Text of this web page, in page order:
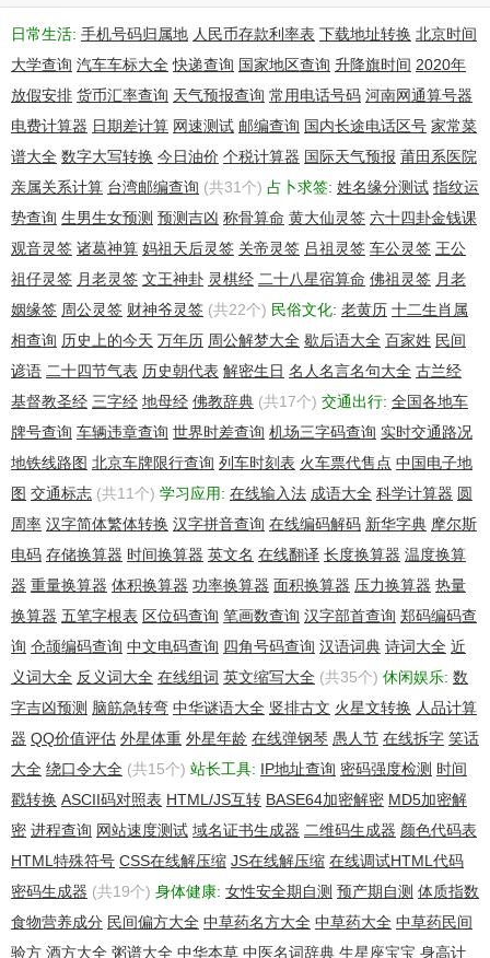
FAILURE TO LOCATE A RECORD IN THE WHOIS DATABASE
IS NOT INDICATIVE OF THE AVAILABILITY OF A DOMAIN
NAME. All domain names are subject to certain additional
domain name registration rules. For details, please visit our site
at www.whois.us.
日常生活: 手机号码归属地 人民币存款利率表 下载地址转换 北京时间
大学查询 汽车车标大全 快递查询 国家地区查询 升降旗时间 2020年
放假安排 货币汇率查询 天气预报查询 常用电话号码 河南网通算号器
电费计算器 日期差计算 网速测试 邮编查询 国内长途电话区号 家常菜
谱大全 数字大写转换 今日油价 个税计算器 国际天气预报 莆田系医院
亲属关系计算 台湾邮编查询 (共31个) 占卜求签: 姓名缘分测试 指纹运
势查询 生男生女预测 预测吉凶 称骨算命 黄大仙灵签 六十四卦金钱课
观音灵签 诸葛神算 妈祖天后灵签 关帝灵签 吕祖灵签 车公灵签 王公
祖仔灵签 月老灵签 文王神卦 灵棋经 二十八星宿算命 佛祖灵签 月老
姻缘签 周公灵签 财神爷灵签 (共22个) 民俗文化: 老黄历 十二生肖属
相查询 历史上的今天 万年历 周公解梦大全 歇后语大全 百家姓 民间
谚语 二十四节气表 历史朝代表 解密生日 名人名言名句大全 古兰经
基督教圣经 三字经 地母经 佛教辞典 (共17个) 交通出行: 全国各地车
牌号查询 车辆违章查询 世界时差查询 机场三字码查询 实时交通路况
地铁线路图 北京车牌限行查询 列车时刻表 火车票代售点 中国电子地
图 交通标志 (共11个) 学习应用: 在线输入法 成语大全 科学计算器 圆
周率 汉字简体繁体转换 汉字拼音查询 在线编码解码 新华字典 摩尔斯
电码 存储换算器 时间换算器 英文名 在线翻译 长度换算器 温度换算
器 重量换算器 体积换算器 功率换算器 面积换算器 压力换算器 热量
换算器 五笔字根表 区位码查询 笔画数查询 汉字部首查询 郑码编码查
询 仓颉编码查询 中文电码查询 四角号码查询 汉语词典 诗词大全 近
义词大全 反义词大全 在线组词 英文缩写大全 (共35个) 休闲娱乐: 数
字吉凶预测 脑筋急转弯 中华谜语大全 竖排古文 火星文转换 人品计算
器 QQ价值评估 外星体重 外星年龄 在线弹钢琴 愚人节 在线拆字 笑话
大全 绕口令大全 (共15个) 站长工具: IP地址查询 密码强度检测 时间
戳转换 ASCII码对照表 HTML/JS互转 BASE64加密解密 MD5加密解
密 进程查询 网站速度测试 域名证书生成器 二维码生成器 颜色代码表
HTML特殊符号 CSS在线解压缩 JS在线解压缩 在线调试HTML代码
密码生成器 (共19个) 身体健康: 女性安全期自测 预产期自测 体质指数
食物营养成分 民间偏方大全 中草药名方大全 中草药大全 中草药民间
验方 酒方大全 粥谱大全 中华本草 中医名词辞典 生星座宝宝 身高计